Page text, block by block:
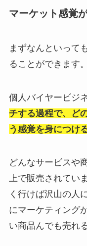
マーケット感覚
まずなんといって
ることができます。
個人バイヤービジ
チする過程で、ど
う感覚を身につけ
どんなサービスや
上で販売されてい
く行けば沢山の人
にマーケティング
い商品んでも売れ